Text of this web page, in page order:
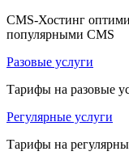
CMS-Хостинг
популярными CMS
Разовые услуги
Тарифы на разовые
Регулярные услуги
Тарифы на